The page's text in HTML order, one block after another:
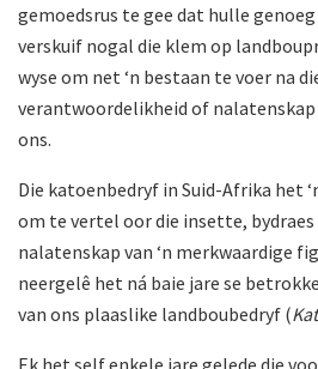
gemoedsrus te gee dat hulle
verskuif nogal die klem op
wyse om net ‘n bestaan te voer na
verantwoordelikheid of nalatenskap
ons.
Die katoenbedryf in Suid-Afrika het
om te vertel oor die insette,
nalatenskap van ‘n merkwaardige
neergelê het ná baie jare se
van ons plaaslike landboubedryf (
Ek het self enkele jare gelede die